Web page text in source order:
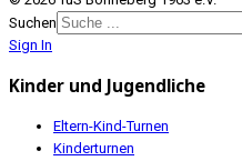
Suchen
Sign In
Kinder und Jugendliche
Eltern-Kind-Turnen
Kinderturnen